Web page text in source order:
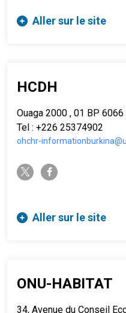
Aller sur le site
HCDH
Ouaga 2000 , 01 BP
Tel : +226 25374902
ohchr-
twitter-x facebook-f
Aller sur le site
ONU-HABITAT
34, Avenue du Conseil